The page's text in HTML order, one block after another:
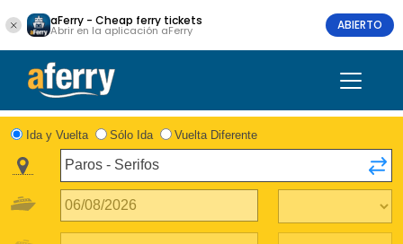
aFerry - Cheap ferry tickets
Abrir en la aplicación aFerry ABIERTO
Ida y Vuelta Sólo Ida Vuelta Diferente